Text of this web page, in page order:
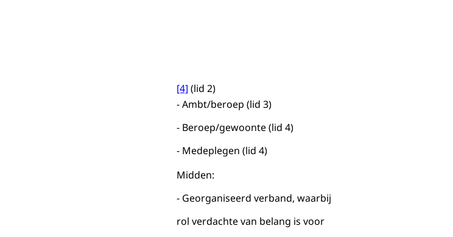
[4] (lid 2)
- Ambt/beroep (lid 3)
- Beroep/gewoonte (lid 4)
- Medeplegen (lid 4)
Midden:
- Georganiseerd verband, waarbij
rol verdachte van belang is voor